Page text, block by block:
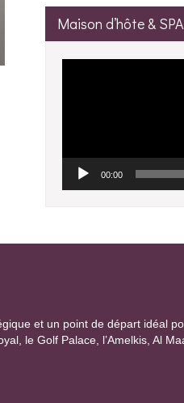
Maison d’hôte & SPA
00:00
et un point de départ idéal
le Golf Palace, l’Amelkis, Al